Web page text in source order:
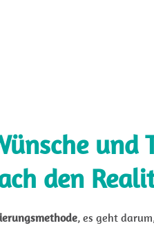
und
den
, es geht